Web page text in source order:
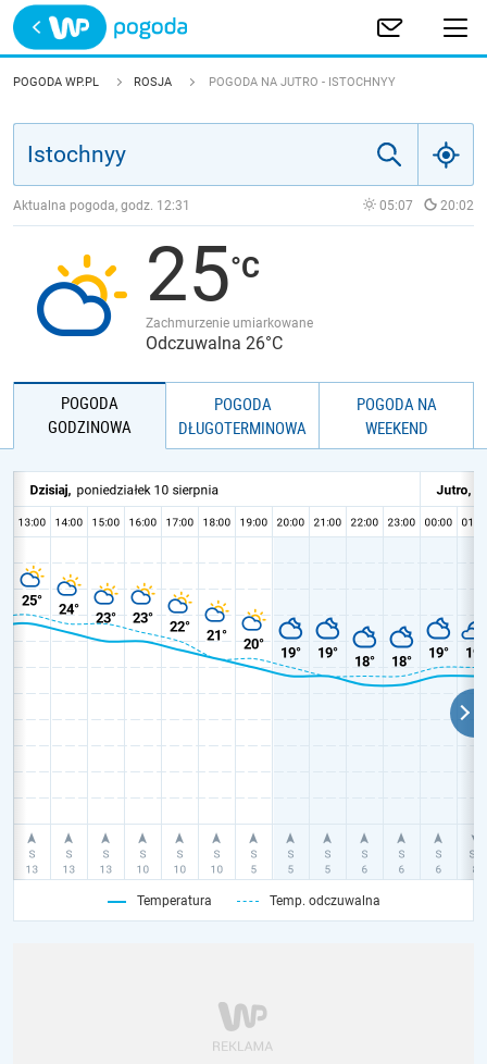
Trwa ładowanie
POLSKA
JAKOŚĆ POWIETRZA
POGODA WP.PL ROSJA POGODA NA JUTRO - ISTOCHNYY
Aktualna pogoda, godz. 12:31 05:07 20:02
25
Zachmurzenie umiarkowane
Odczuwalna 26°C
POGODA
GODZINOWA
POGODA
DŁUGOTERMINOWA
POGODA NA
WEEKEND
Temperatura Temp. odczuwalna